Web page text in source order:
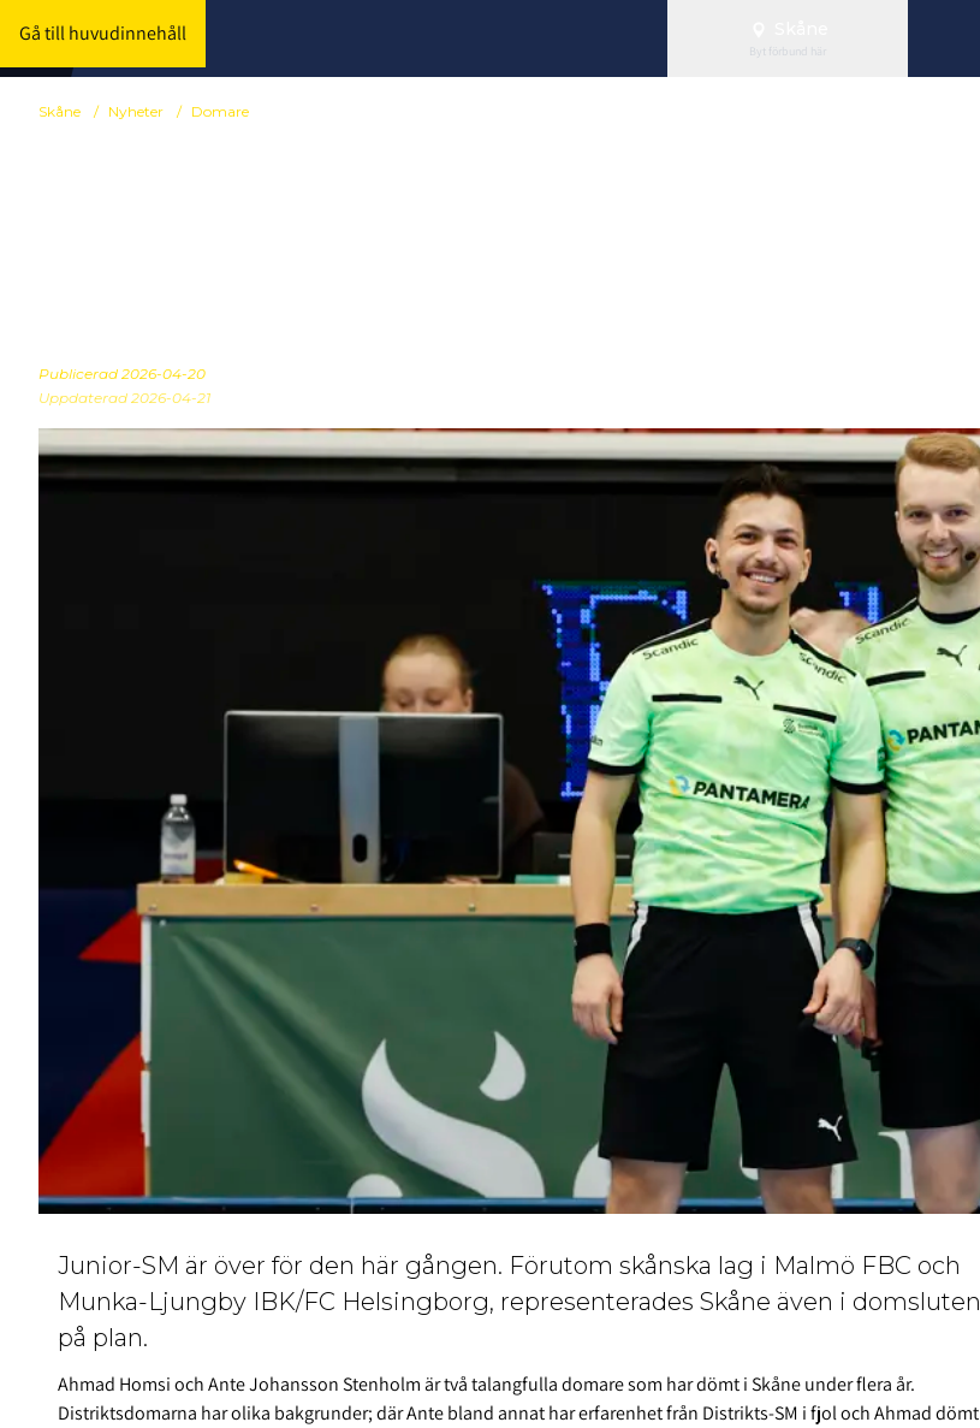
Gå till huvudinnehåll
Byt förbund här
Skåne / Nyheter / Domare
Publicerad 2026-04-20
Uppdaterad 2026-04-21
Junior-SM är över för den här gången. Förutom skånska lag i Malmö FBC och
Munka-Ljungby IBK/FC Helsingborg, representerades Skåne även i domsluten
på plan.
Ahmad Homsi och Ante Johansson Stenholm är två talangfulla domare som har dömt i Skåne under flera år.
Distriktsdomarna har olika bakgrunder; där Ante bland annat har erfarenhet från Distrikts-SM i fjol och Ahmad dömt